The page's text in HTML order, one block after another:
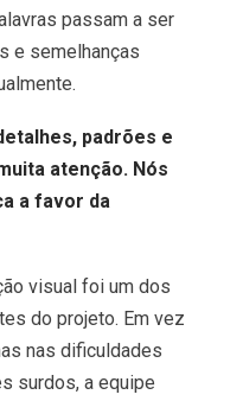
passam a ser
e semelhanças
padrões e
atenção. Nós
a favor da
visual foi um dos
do projeto. Em vez
nas dificuldades
surdos, a equipe